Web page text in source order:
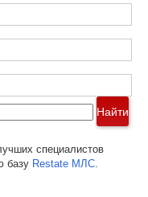
Найти
специалистов
базу Restate МЛС.